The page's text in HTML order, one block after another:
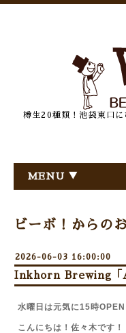
樽生20種類！池袋東口
MENU ▼
ビーボ！からの
2026-06-03 16:00:00
Inkhorn Brewing
水曜日は元気に15時
こんにちは！佐々木です！